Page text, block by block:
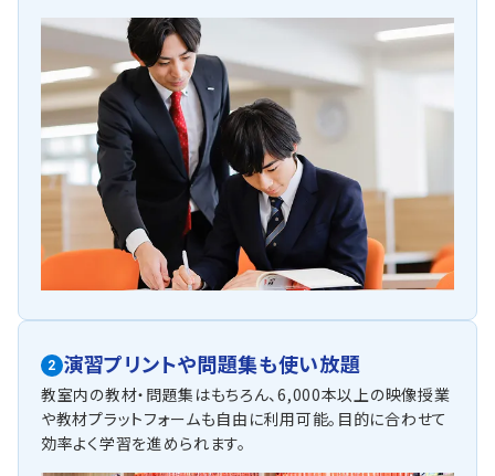
2 演習プリントや問題集も使い放題
教室内の教材・問題集はもちろん、6,000本以上の映像授業
や教材プラットフォームも自由に利用可能。目的に合わせて
効率よく学習を進められます。